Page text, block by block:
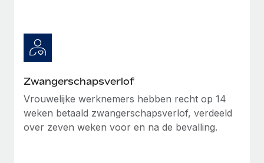
Phiture, een toonaangevende leider in de wereldwijde
mobiele groeiadviessector, zet zich sinds 2016...
Zwangerschapsverlof
Vrouwelijke werknemers hebben recht op 14
weken betaald zwangerschapsverlof, verdeeld
over zeven weken voor en na de bevalling.